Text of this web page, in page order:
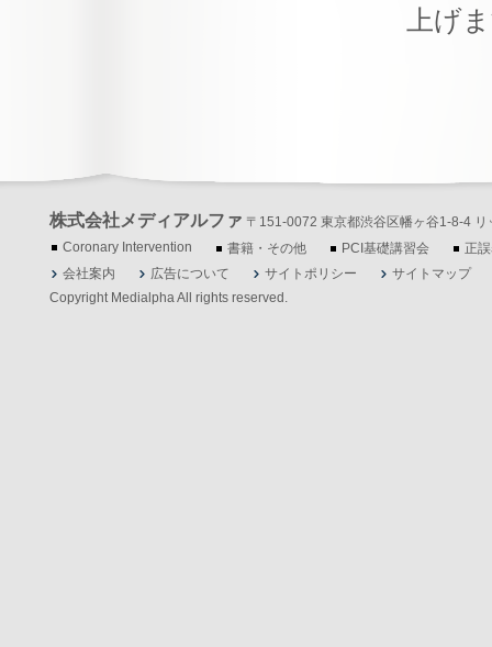
上げ
株式会社メディアルファ 〒151-0072 東京都渋谷区幡ヶ谷1-8-4
Coronary Intervention
書籍・その他 PCI基礎講習会
正
会社案内
広告について サイトポリシー
サイトマップ
Copyright Medialpha All rights reserved.